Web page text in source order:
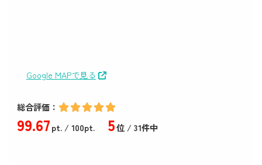
Google MAPで見る
総合評価：
99.67pt./ 100pt. 5位 / 31件中